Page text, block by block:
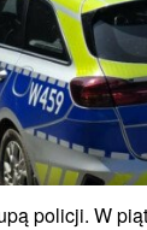
policji. W